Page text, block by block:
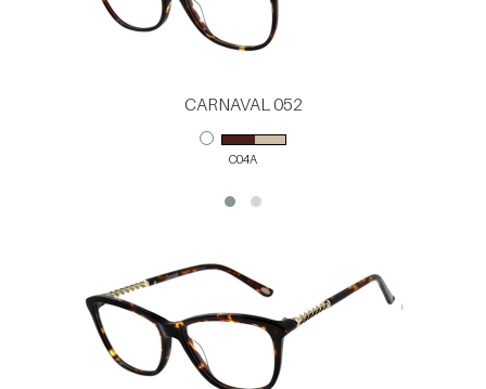
CARNAVAL 052
C04A